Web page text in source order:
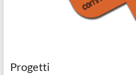
Progetti